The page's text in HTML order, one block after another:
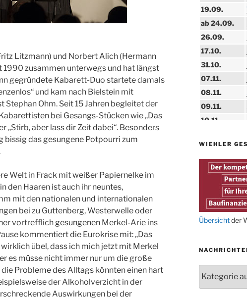
Litzmann) und Norbert Alich (Hermann
1990 zusammen unterwegs und hat längst
gegründete Kabarett-Duo startete damals
und kam nach Bielstein mit
Stephan Ohm. Seit 15 Jahren begleitet der
bei Gesangs-Stücken wie „Das
„Stirb, aber lass dir Zeit dabei“. Besonders
bissig das gesungene Potpourri zum
Welt in Frack mit weißer Papiernelke im
den Haaren ist auch ihr neuntes,
mit den nationalen und internationalen
bei zu Guttenberg, Westerwelle oder
vortrefflich gesungenen Merkel-Arie ins
kommentiert die Eurokrise mit: „Das
übel, dass ich mich jetzt mit Merkel
es müsse nicht immer nur um die große
Probleme des Alltags könnten einen hart
der Alkoholverzicht in der
Auswirkungen bei der
19.09.
ab 24.09.
26.09.
17.10.
31.10.
07.11.
08.11.
09.11.
10.11.
14.11.
15.11.
15.11.
29.11.
06.12.
24.09. bis
10.12.
WIEHLER
Übersichtder